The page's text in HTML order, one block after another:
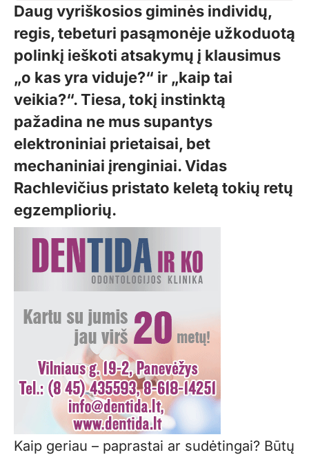
Daug vyriškosios giminės individų,
regis, tebeturi pasąmonėje užkoduotą
polinkį ieškoti atsakymų į klausimus
„o kas yra viduje?“ ir „kaip tai
veikia?“. Tiesa, tokį instinktą
pažadina ne mus supantys
elektroniniai prietaisai, bet
mechaniniai įrenginiai. Vidas
Rachlevičius pristato keletą tokių retų
egzempliorių.
Kaip geriau – paprastai ar sudėtingai? Būtų